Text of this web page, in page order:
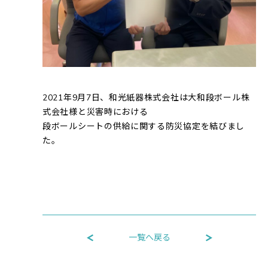
2021年9月7日、和光紙器株式会社は大和段ボール株
式会社様と災害時における
段ボールシートの供給に関する防災協定を結びまし
た。
一覧へ戻る